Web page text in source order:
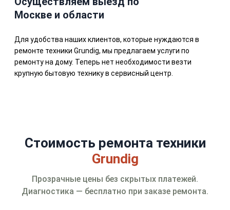
Москве и области
Для удобства наших клиентов, которые нуждаются в
ремонте техники Grundig, мы предлагаем услуги по
ремонту на дому. Теперь нет необходимости везти
крупную бытовую технику в сервисный центр.
Стоимость ремонта техники
Grundig
Прозрачные цены без скрытых платежей.
Диагностика — бесплатно при заказе ремонта.